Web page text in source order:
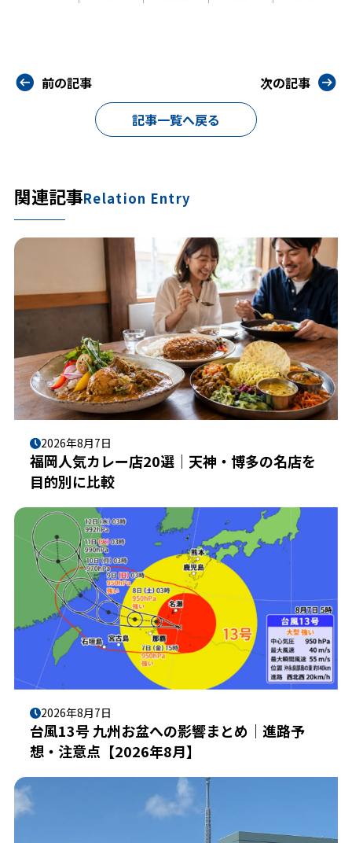
前の記事
記事一覧へ戻る
次の記事
関連記事Relation Entry
2026年8月7日
福岡人気カレー店20選｜天神・博多の名店を
目的別に比較
2026年8月7日
台風13号 九州お盆への影響まとめ｜進路予
想・注意点【2026年8月】